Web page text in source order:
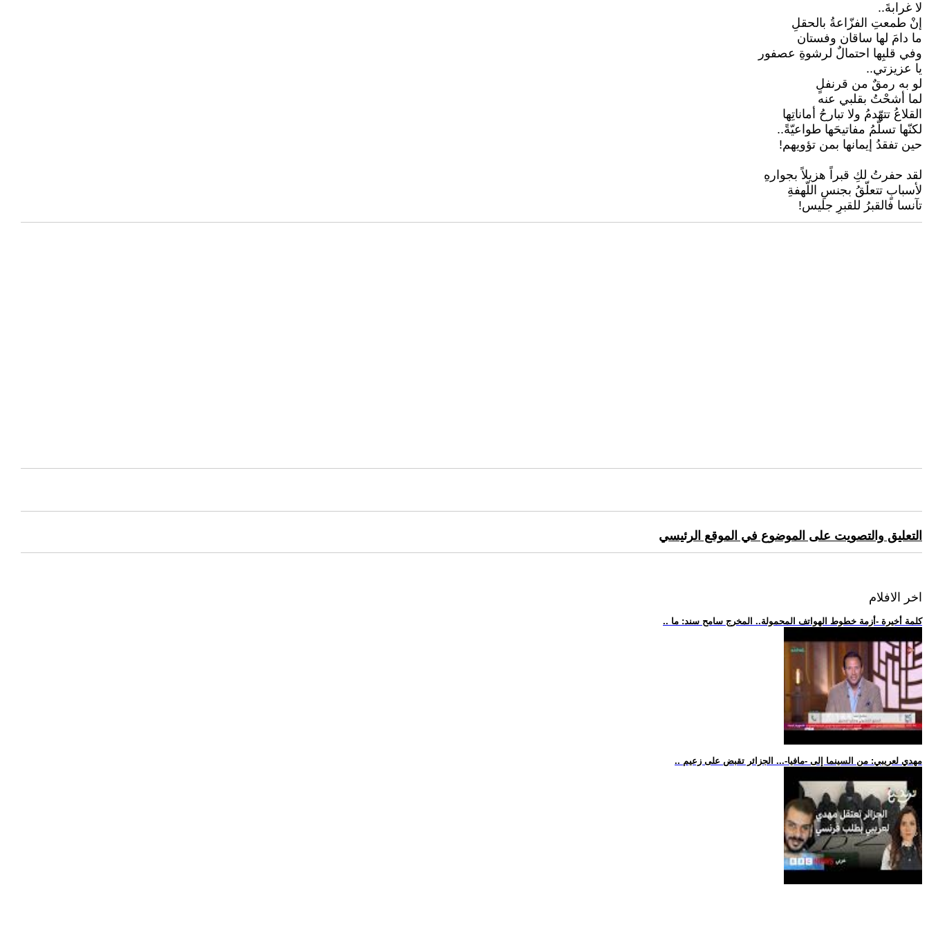
لا غرابةَ..
إنْ طمعتِ الفزّاعةُ بالحقلِ
ما دامَ لها ساقان وفستان
وفي قلبِها احتمالٌ لرشوةِ عصفور
يا عزيزتي..
لو به رمقٌ من قرنفلٍ
لما أشحْتُ بقلبي عنه
القلاعُ تتهّدمُ ولا تبارحُ أماناتِها
لكنّها تسلّمُ مفاتيحَها طواعيّةً..
حين تفقدُ إيمانها بمن تؤويهم!
لقد حفرتُ لكِ قبراً هزيلاً بجوارهِ
لأسبابٍ تتعلّقُ بجنسِ اللّهفةِ
تآنسا فالقبرُ للقبرِ جليس!
التعليق والتصويت على الموضوع في الموقع الرئيسي
اخر الافلام
.. كلمة أخيرة -أزمة خطوط الهواتف المحمولة.. المخرج سامح سند: ما
.. مهدي لعريبي: من السينما إلى -مافيا-... الجزائر تقبض على زعيم